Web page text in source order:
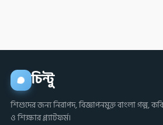
চিন্টু
শিশুদের জন্য নিরাপদ, বিজ্ঞাপনমুক্ত বাংলা গল্প,
ও শিক্ষার প্ল্যাটফর্ম।